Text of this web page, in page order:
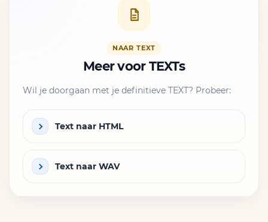
NAAR TEXT
Meer voor TEXTs
Wil je doorgaan met je definitieve TEXT? Probeer:
Text naar HTML
Text naar WAV